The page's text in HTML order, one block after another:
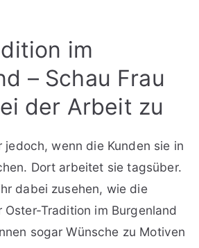
im
– Schau Frau
der Arbeit zu
jedoch, wenn die Kunden sie in
Dort arbeitet sie tagsüber.
dabei zusehen, wie die
Oster-Tradition im Burgenland
sogar Wünsche zu Motiven